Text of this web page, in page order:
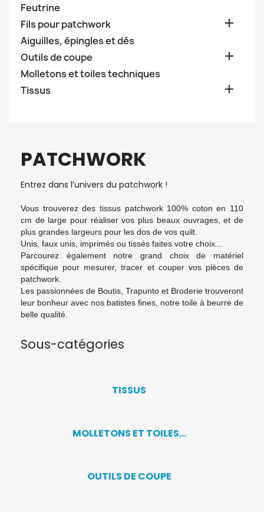
Feutrine
Fils pour patchwork

Aiguilles, épingles et dés
Outils de coupe

Molletons et toiles techniques
Tissus

PATCHWORK
Entrez dans l’univers du patchwork !
Vous trouverez des tissus patchwork 100% coton en 110
cm de large pour réaliser vos plus beaux ouvrages, et de
plus grandes largeurs pour les dos de vos quilt.
Unis, faux unis, imprimés ou tissés faites votre choix...
Parcourez également notre grand choix de matériel
spécifique pour mesurer, tracer et couper vos pièces de
patchwork.
Les passionnées de Boutis, Trapunto et Broderie trouveront
leur bonheur avec nos batistes fines, notre toile à beurre de
belle qualité.
Sous-catégories
TISSUS
MOLLETONS ET TOILES...
OUTILS DE COUPE